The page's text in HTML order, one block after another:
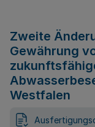
Zweite
Gewährung
Westfalen